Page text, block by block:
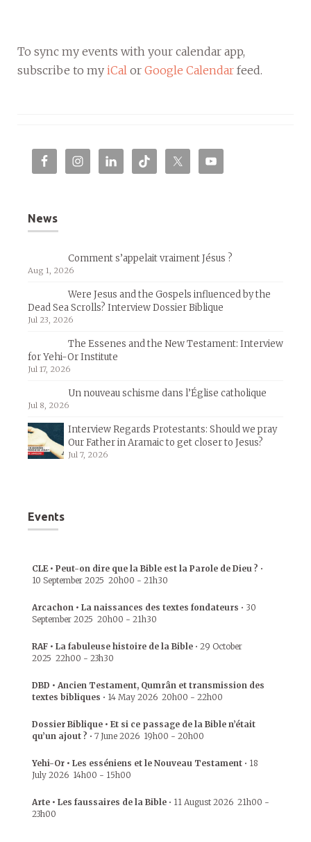
To sync my events with your calendar app,
subscribe to my iCal or Google Calendar feed.
News
Comment s’appelait vraiment Jésus ?
Aug 1, 2026
Were Jesus and the Gospels influenced by the
Dead Sea Scrolls? Interview Dossier Biblique
Jul 23, 2026
The Essenes and the New Testament: Interview
for Yehi-Or Institute
Jul 17, 2026
Un nouveau schisme dans l’Église catholique
Jul 8, 2026
Interview Regards Protestants: Should we pray
Our Father in Aramaic to get closer to Jesus?
Jul 7, 2026
Events
CLE • Peut-on dire que la Bible est la Parole de Dieu ? •
10 September 2025 20h00 - 21h30
Arcachon • La naissances des textes fondateurs • 30
September 2025 20h00 - 21h30
RAF • La fabuleuse histoire de la Bible • 29 October
2025 22h00 - 23h30
DBD • Ancien Testament, Qumrân et transmission des
textes bibliques • 14 May 2026 20h00 - 22h00
Dossier Biblique • Et si ce passage de la Bible n’était
qu’un ajout ? • 7 June 2026 19h00 - 20h00
Yehi-Or • Les esséniens et le Nouveau Testament • 18
July 2026 14h00 - 15h00
Arte • Les faussaires de la Bible • 11 August 2026 21h00 -
23h00